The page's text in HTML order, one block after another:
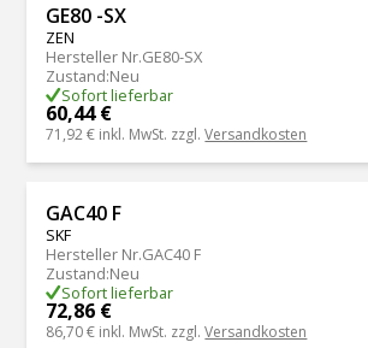
GE80 -SX
ZEN
Hersteller Nr.GE80-SX
Zustand:Neu
Sofort lieferbar
60,44 €
71,92 € inkl. MwSt. zzgl.Versandkosten
GAC40 F
SKF
Hersteller Nr.GAC40 F
Zustand:Neu
Sofort lieferbar
72,86 €
86,70 € inkl. MwSt. zzgl.Versandkosten